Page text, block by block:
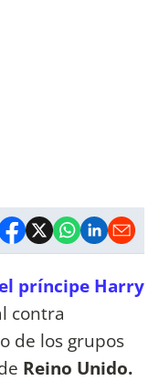
el príncipe Harry
contra
de los grupos
Reino Unido.